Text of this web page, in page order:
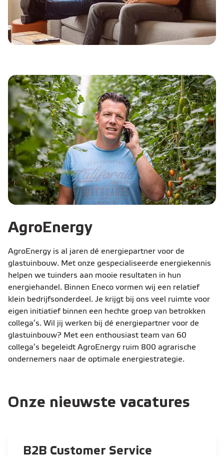
AgroEnergy
AgroEnergy is al jaren dé energiepartner voor de
glastuinbouw. Met onze gespecialiseerde energiekennis
helpen we tuinders aan mooie resultaten in hun
energiehandel. Binnen Eneco vormen wij een relatief
klein bedrijfsonderdeel. Je krijgt bij ons veel ruimte voor
eigen initiatief binnen een hechte groep van betrokken
collega’s. Wil jij werken bij dé energiepartner voor de
glastuinbouw? Met een enthousiast team van 60
collega’s begeleidt AgroEnergy ruim 800 agrarische
ondernemers naar de optimale energiestrategie.
Onze nieuwste vacatures
B2B Customer Service